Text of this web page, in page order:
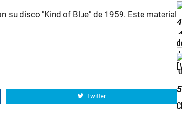
su disco "Kind of Blue" de 1959. Este material
Twitter
4
5